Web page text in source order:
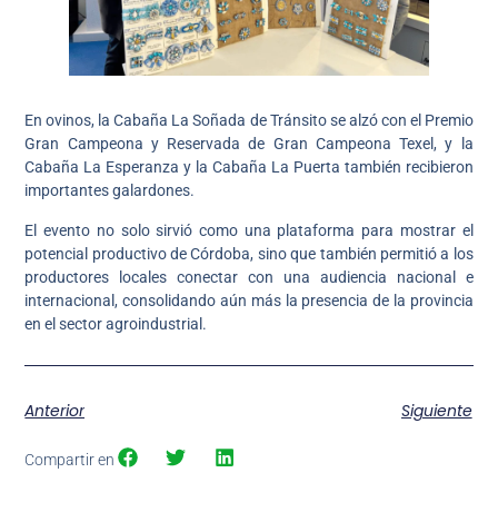
En ovinos, la Cabaña La Soñada de Tránsito se alzó con el Premio
Gran Campeona y Reservada de Gran Campeona Texel, y la
Cabaña La Esperanza y la Cabaña La Puerta también recibieron
importantes galardones.
El evento no solo sirvió como una plataforma para mostrar el
potencial productivo de Córdoba, sino que también permitió a los
productores locales conectar con una audiencia nacional e
internacional, consolidando aún más la presencia de la provincia
en el sector agroindustrial.
Anterior Siguiente
Compartir en